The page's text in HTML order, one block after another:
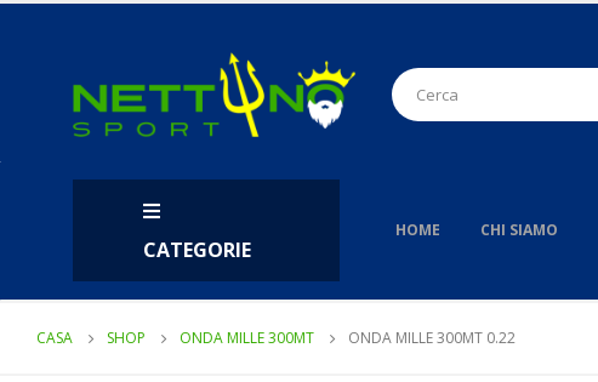
CATEGORIE
HOME CHI SIAMO
CASA SHOP ONDA MILLE 300MT ONDA MILLE 300MT 0.22